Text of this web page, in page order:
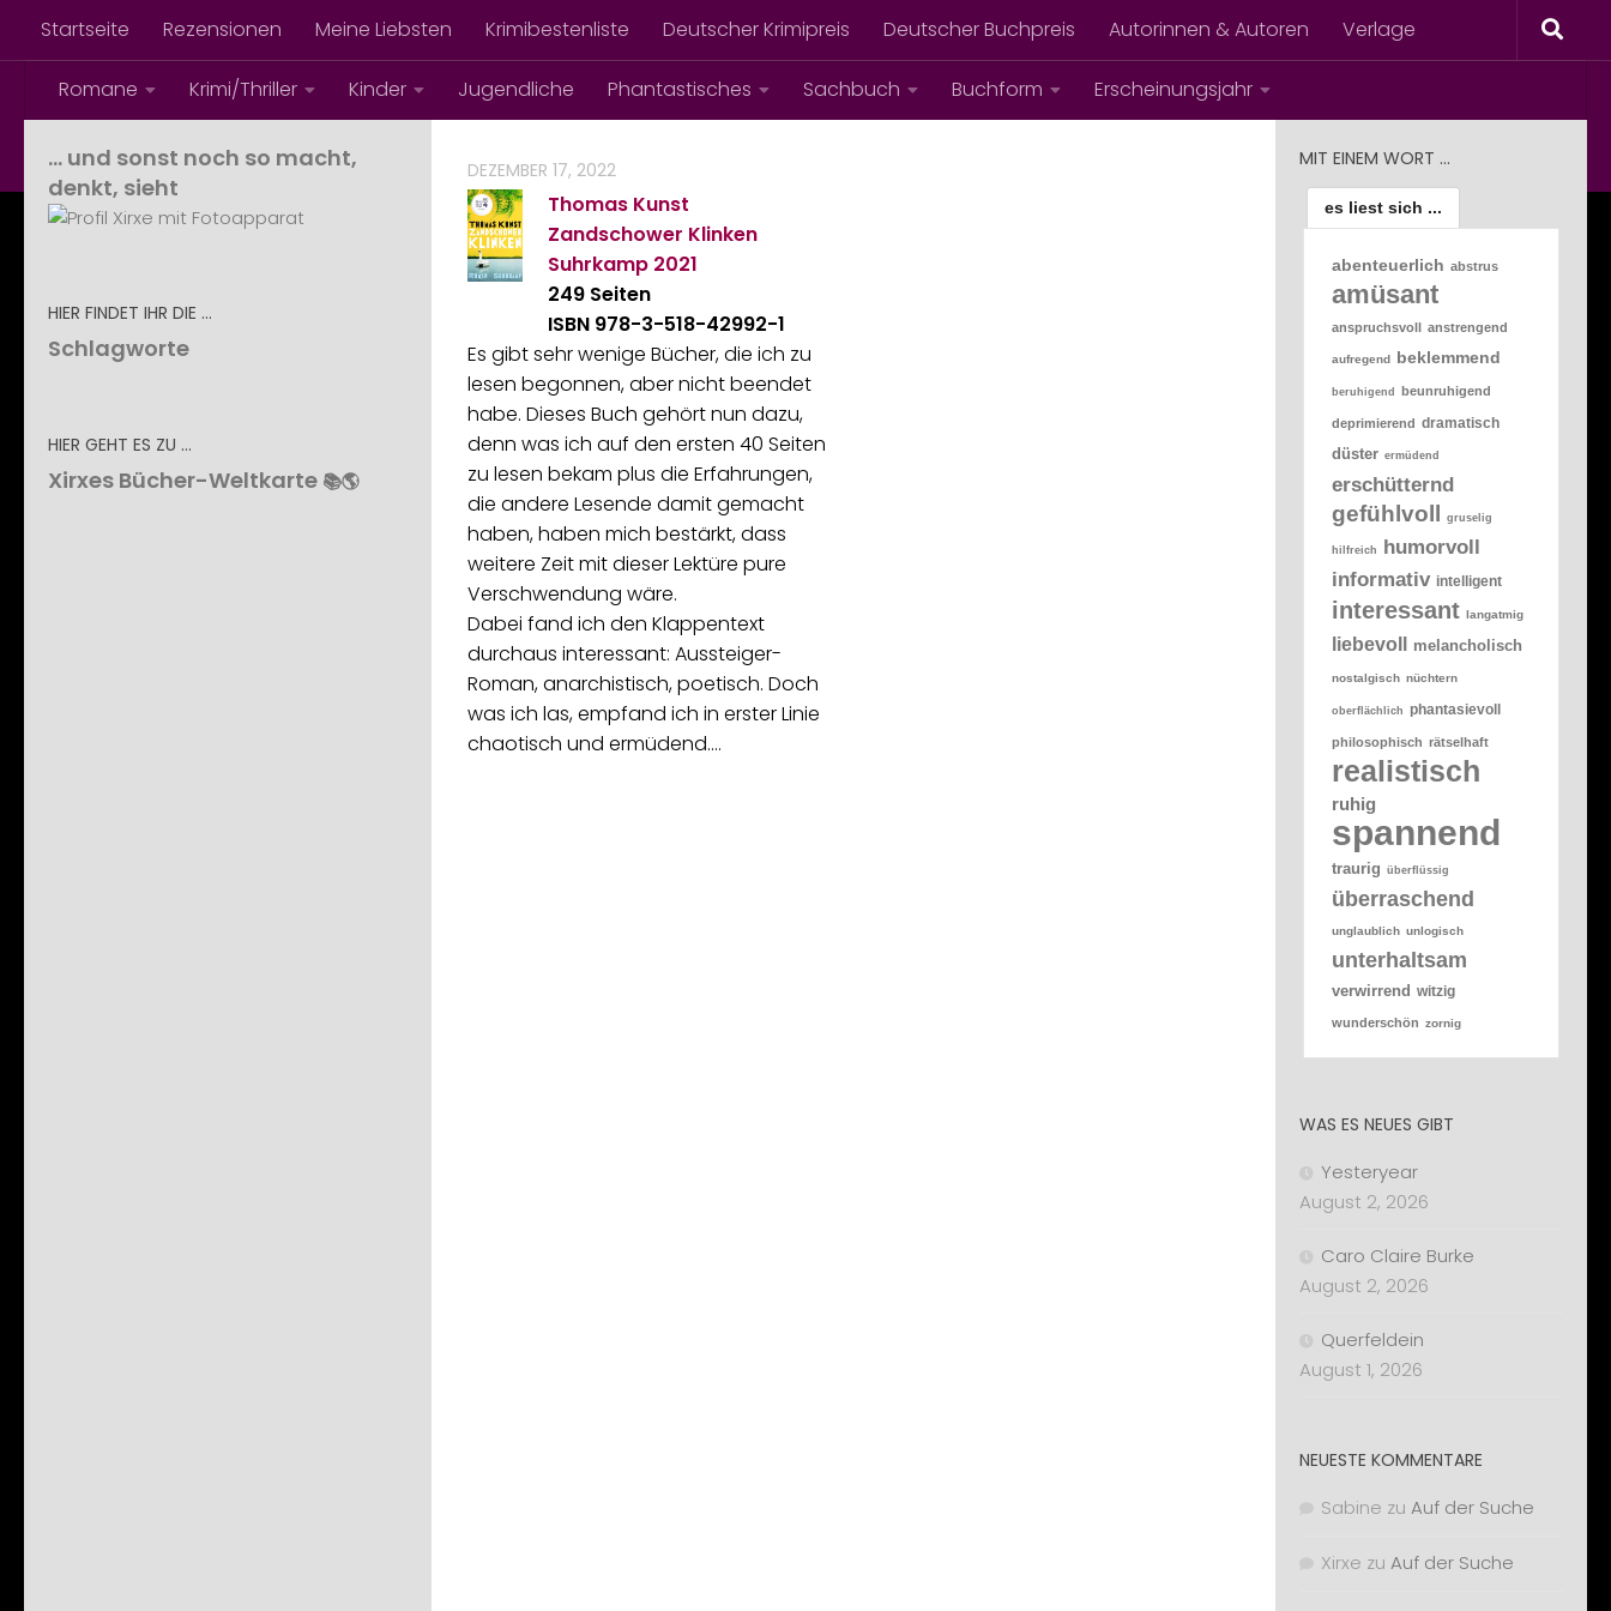
Zum Inhalt springen
Startseite Rezensionen Meine Liebsten Krimibestenliste Deutscher Krimipreis Deutscher Buchpreis Autorinnen & Autoren Verlage
Was Xirxe so liest ...
Romane Krimi/Thriller Kinder Jugendliche Phantastisches Sachbuch Buchform Erscheinungsjahr
DEZEMBER 17, 2022
Thomas Kunst
Zandschower Klinken
Suhrkamp 2021
249 Seiten
ISBN 978-3-518-42992-1
Es gibt sehr wenige Bücher, die ich zu
lesen begonnen, aber nicht beendet
habe. Dieses Buch gehört nun dazu,
denn was ich auf den ersten 40 Seiten
zu lesen bekam plus die Erfahrungen,
die andere Lesende damit gemacht
haben, haben mich bestärkt, dass
weitere Zeit mit dieser Lektüre pure
Verschwendung wäre.
Dabei fand ich den Klappentext
durchaus interessant: Aussteiger-
Roman, anarchistisch, poetisch. Doch
was ich las, empfand ich in erster Linie
chaotisch und ermüdend.…
… und sonst noch so macht,
denkt, sieht
HIER FINDET IHR DIE …
Schlagworte
HIER GEHT ES ZU …
Xirxes Bücher-Weltkarte 📚🌎
MIT EINEM WORT …
es liest sich ...
abenteuerlich abstrus
amüsant
anspruchsvoll anstrengend
aufregend beklemmend
beruhigend beunruhigend
deprimierend dramatisch
düster ermüdend
erschütternd
gefühlvoll gruselig
hilfreich
humorvoll
informativ intelligent
interessant langatmig
liebevoll melancholisch
nostalgisch nüchtern
oberflächlich phantasievoll
philosophisch rätselhaft
realistisch
ruhig
spannend
traurig überflüssig
überraschend
unglaublich unlogisch
unterhaltsam
verwirrend witzig
wunderschön zornig
WAS ES NEUES GIBT
Yesteryear
August 2, 2026
Caro Claire Burke
August 2, 2026
Querfeldein
August 1, 2026
NEUESTE KOMMENTARE
Sabine zu Auf der Suche
Xirxe zu Auf der Suche